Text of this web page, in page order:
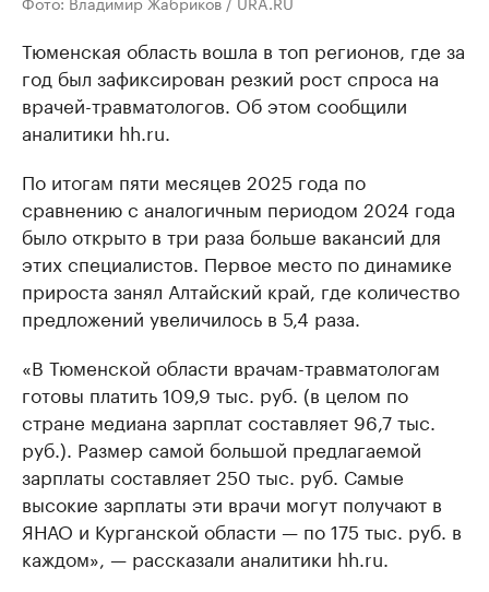
Тюменская область вошла в топ регионов, где за
год был зафиксирован резкий рост спроса на
врачей-травматологов. Об этом сообщили
аналитики hh.ru.
По итогам пяти месяцев 2025 года по
сравнению с аналогичным периодом 2024 года
было открыто в три раза больше вакансий для
этих специалистов. Первое место по динамике
прироста занял Алтайский край, где количество
предложений увеличилось в 5,4 раза.
«В Тюменской области врачам-травматологам
готовы платить 109,9 тыс. руб. (в целом по
стране медиана зарплат составляет 96,7 тыс.
руб.). Размер самой большой предлагаемой
зарплаты составляет 250 тыс. руб. Самые
высокие зарплаты эти врачи могут получают в
ЯНАО и Курганской области — по 175 тыс. руб. в
каждом», — рассказали аналитики hh.ru.